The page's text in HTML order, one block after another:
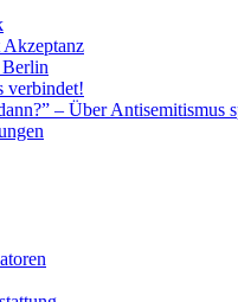
Akzeptanz
verbindet!
– Über Antisemitismus